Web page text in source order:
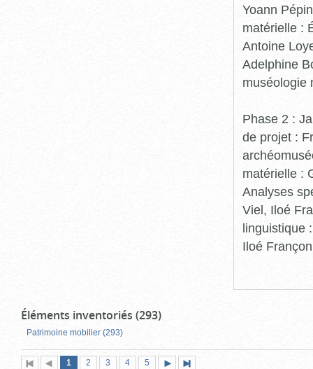
Yoann
matérielle :
Antoine
Adelphine
muséologie
Phase 2 :
de projet :
matérielle :
Analyses
Viel, Iloé
linguistique
Iloé
Éléments inventoriés (293)
Patrimoine mobilier (293)
PremièrePage
Page
1 (pagePage
2 Page
3 Page
4 Page
5